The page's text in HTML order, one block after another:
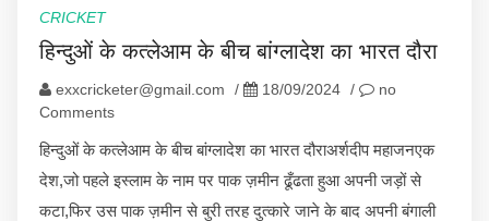
CRICKET
हिन्दुओं के कत्लेआम के बीच बांग्लादेश का भारत दौरा
exxcricketer@gmail.com / 18/09/2024 /
no
Comments
हिन्दुओं के कत्लेआम के बीच बांग्लादेश का भारत दौराअर्शदीप महाजनएक
देश,जो पहले इस्लाम के नाम पर पाक ज़मीन ढूँढता हुआ अपनी जड़ों से
कटा,फिर उस पाक ज़मीन से बुरी तरह दुत्कारे जाने के बाद अपनी बंगाली